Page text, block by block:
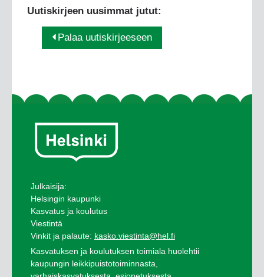
Uutiskirjeen uusimmat jutut:
Palaa uutiskirjeeseen
Julkaisija:
Helsingin kaupunki
Kasvatus ja koulutus
Viestintä
Vinkit ja palaute: kasko.viestinta@hel.fi
Kasvatuksen ja koulutuksen toimiala huolehtii
kaupungin leikkipuistotoiminnasta,